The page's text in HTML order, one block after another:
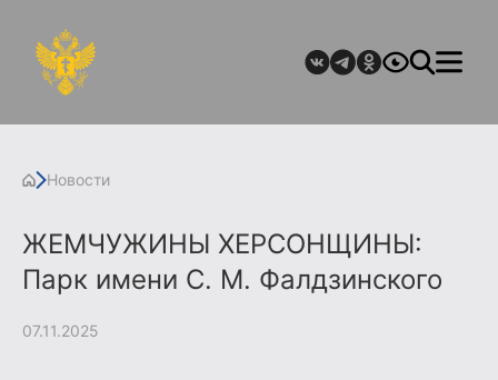
Новости
ЖЕМЧУЖИНЫ ХЕРСОНЩИНЫ:
Парк имени С. М. Фалдзинского
07.11.2025